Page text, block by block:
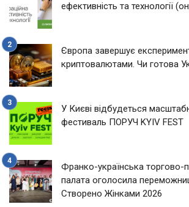
ефективність та технології
Європа завершує
криптовалютами. Чи готова
У Києві відбудеться
фестиваль ПОРУЧ KYIV FEST
Франко-українська торгово-
палата оголосила
Створено Жінками 2026